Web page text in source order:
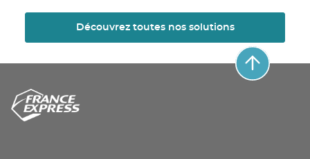
Découvrez toutes nos solutions